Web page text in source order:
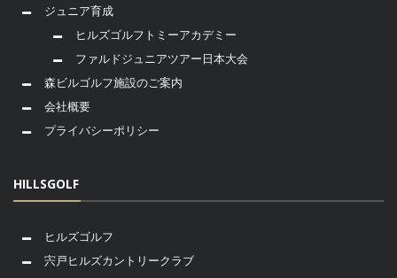
ジュニア育成
ヒルズゴルフトミーアカデミー
ファルドジュニアツアー日本大会
森ビルゴルフ施設のご案内
会社概要
プライバシーポリシー
HILLSGOLF
ヒルズゴルフ
宍戸ヒルズカントリークラブ